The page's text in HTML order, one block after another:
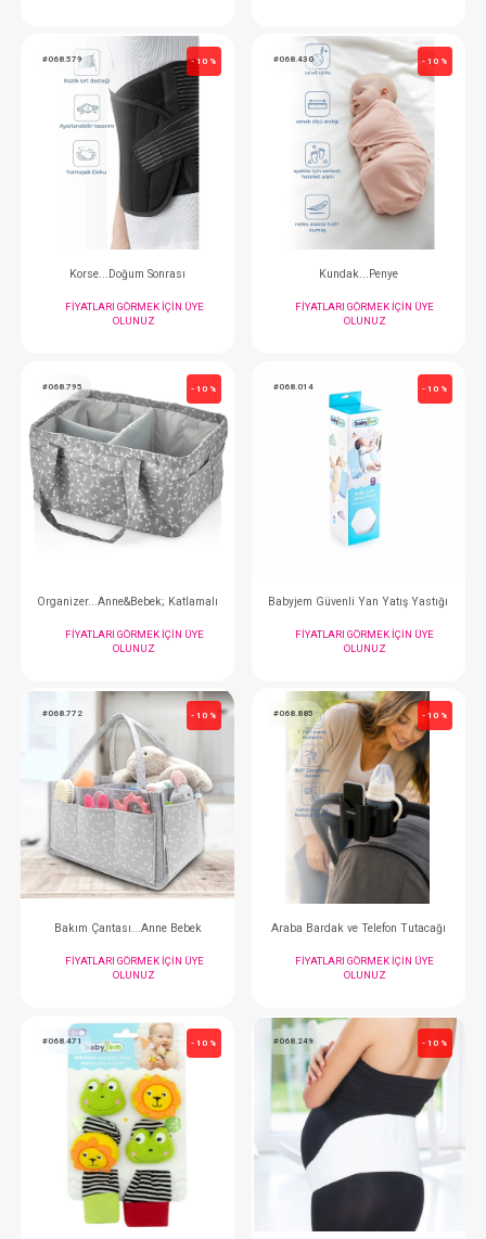
Beşşik Kenarı 3Lü Örgü
FIYATLARI GÖRMEK IÇIN ÜYE
OLUNUZ
Kundak...
FIYATLARI
Korse...Doğum Sonrası
FIYATLARI GÖRMEK IÇIN ÜYE
OLUNUZ
#068.430
FIYATLARI
#068.795 - 10 %
Organizer...Anne&Bebek; Katlamalı
OLUNUZ
#068.014
Babyjem Güvenli Yan
OLUNUZ
- 10 %